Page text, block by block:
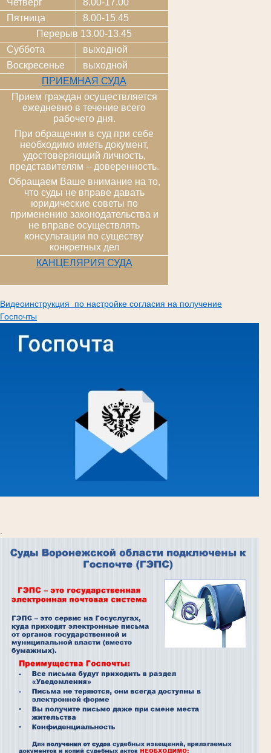
Четверг
8.00-17.00
Пятница
8.00-15.45
Перерыв 13.00-13.45
Суббота
выходной
Воскресенье
выходной
ПРИЕМНАЯ СУДА
Прием граждан осуществляется
ежедневно в течение всего
рабочего дня.
При обращении в суд при себе
необходимо иметь документ,
удостоверяющий личность,
представителям – доверенность.
Обращаем Ваше внимание на то,
что суды не вправе давать
юридические советы по
применению законодательства и
не вправе осуществлять
консультации по существу
конкретных дел
КАНЦЕЛЯРИЯ СУДА
Видеоинструкция по настройке согласия на получение
Госпочты